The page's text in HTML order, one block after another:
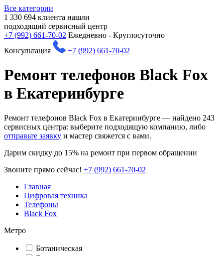
Все категории
1 330 694 клиента нашли
подходящий сервисный центр
+7 (992) 661-70-02 Ежедневно - Круглосуточно
Консультация
+7 (992) 661-70-02
Ремонт телефонов Black Fox
в Екатеринбурге
Ремонт телефонов Black Fox в Екатеринбурге — найдено 243
сервисных центра: выберите подходящую компанию, либо
отправьте заявку и мастер свяжется с вами.
Дарим скидку до 15% на ремонт при первом обращении
Звоните прямо сейчас! +7 (992) 661-70-02
Главная
Цифровая техника
Телефоны
Black Fox
Метро
Ботаническая